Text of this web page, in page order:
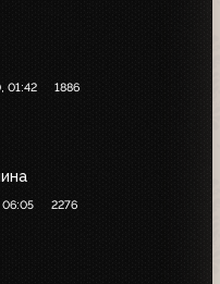
01:42 1886
2276